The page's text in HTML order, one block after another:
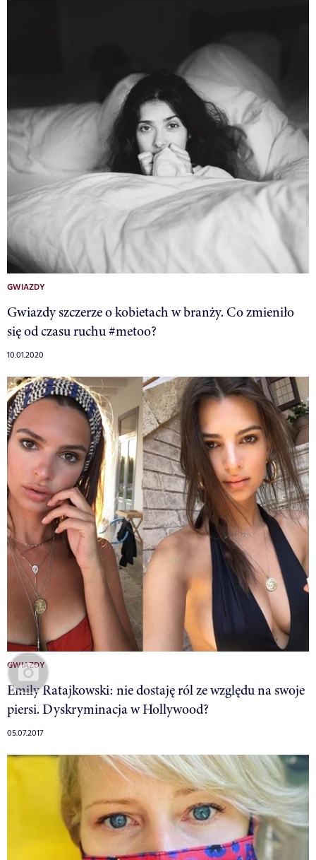
GWIAZDY
Gwiazdy szczerze o kobietach w branży. Co zmieniło
się od czasu ruchu #metoo?
10.01.2020
GWIAZDY
Emily Ratajkowski: nie dostaję ról ze względu na swoje
piersi. Dyskryminacja w Hollywood?
05.07.2017